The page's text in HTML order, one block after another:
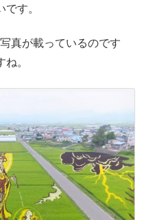
す。
真が載っているのです
。